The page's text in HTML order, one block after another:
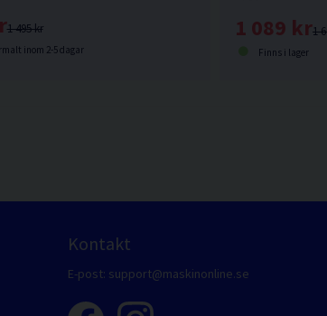
1 495 kr
inom 2-5 dagar
1
1 089 kr
Finns i lager
Kontakt
E-post: support@maskinonline.se